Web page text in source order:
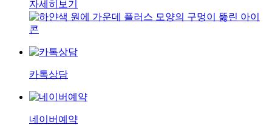
자세히보기
카톡상담
네이버예약